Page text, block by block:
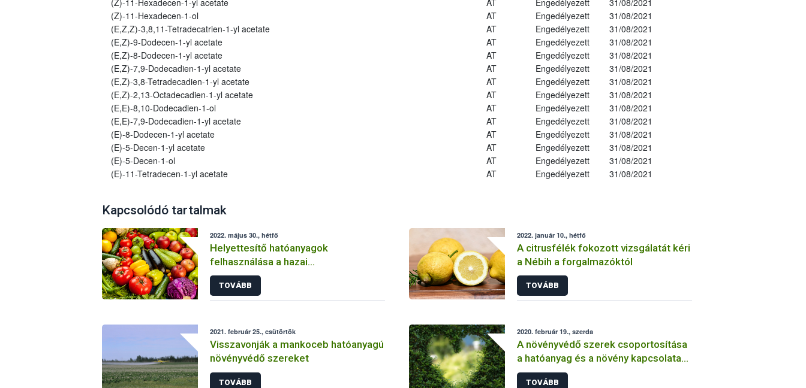
(Z)-11-Hexadecen-1-ol
AT Engedélyezett
31/08/2021
(E,Z,Z)-3,8,11-Tetradecatrien-1-yl acetate
AT Engedélyezett
31/08/2021
(E,Z)-9-Dodecen-1-yl acetate
AT Engedélyezett
31/08/2021
(E,Z)-8-Dodecen-1-yl acetate
AT Engedélyezett
31/08/2021
(E,Z)-7,9-Dodecadien-1-yl acetate
AT Engedélyezett
31/08/2021
(E,Z)-3,8-Tetradecadien-1-yl acetate
AT Engedélyezett
31/08/2021
(E,Z)-2,13-Octadecadien-1-yl acetate
AT Engedélyezett
31/08/2021
(E,E)-8,10-Dodecadien-1-ol
AT Engedélyezett
31/08/2021
(E,E)-7,9-Dodecadien-1-yl acetate
AT Engedélyezett
31/08/2021
(E)-8-Dodecen-1-yl acetate
AT Engedélyezett
31/08/2021
(E)-5-Decen-1-yl acetate
AT Engedélyezett
31/08/2021
(E)-5-Decen-1-ol
AT Engedélyezett
31/08/2021
(E)-11-Tetradecen-1-yl acetate
AT Engedélyezett 31/08/2021
Kapcsolódó tartalmak
2022. május 30., hétfő
Helyettesítő hatóanyagok
felhasználása a hazai
növényvédelemben
TOVÁBB
2022. január 10., hétfő
A citrusfélék fokozott vizsgálatát kéri
a Nébih a forgalmazóktól
TOVÁBB
2021. február 25., csütörtök
Visszavonják a mankoceb hatóanyagú
növényvédő szereket
TOVÁBB
2020. február 19., szerda
A növényvédő szerek csoportosítása
a hatóanyag és a növény kapcsolata
szerint
TOVÁBB